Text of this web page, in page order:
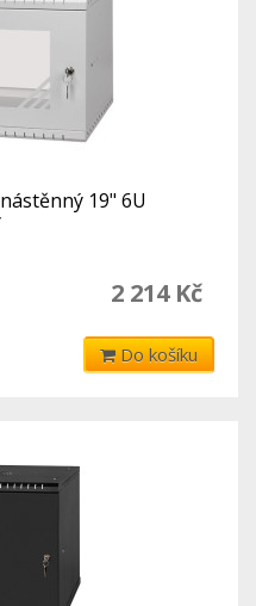
19" 6U
2 214 Kč
Do košíku